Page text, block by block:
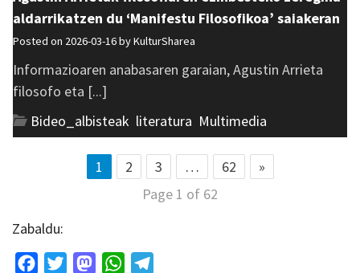
aldarrikatzen du ‘Manifestu Filosofikoa’ saiakeran
Posted on 2026-03-16 byKulturSharea
Informazioaren anabasaren garaian, Agustin Arrieta
filosofo eta [...]
Bideo_albisteak literatura Multimedia
1 2 3 … 62
»
Page 1 of 62
Zabaldu:
FacebookTwitterMastodonWhatsApp